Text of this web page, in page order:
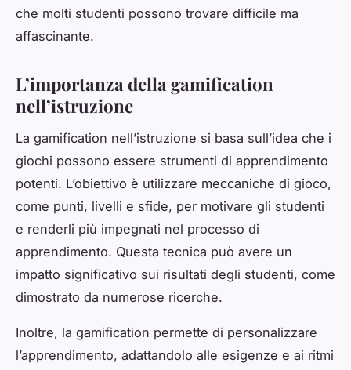
che molti studenti possono trovare difficile ma
affascinante.
L’importanza della gamification
nell’istruzione
La gamification nell’istruzione si basa sull’idea che i
giochi possono essere strumenti di apprendimento
potenti. L’obiettivo è utilizzare meccaniche di gioco,
come punti, livelli e sfide, per motivare gli studenti
e renderli più impegnati nel processo di
apprendimento. Questa tecnica può avere un
impatto significativo sui risultati degli studenti, come
dimostrato da numerose ricerche.
Inoltre, la gamification permette di personalizzare
l’apprendimento, adattandolo alle esigenze e ai ritmi